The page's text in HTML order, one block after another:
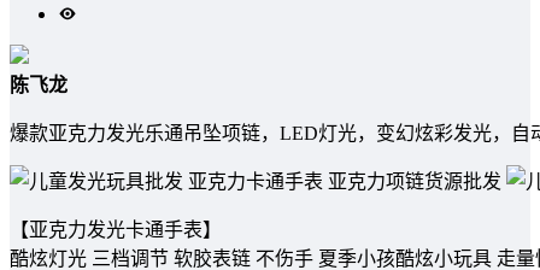
陈飞龙
爆款亚克力发光乐通吊坠项链，LED灯光，变幻炫彩发光，自
【亚克力发光卡通手表】
酷炫灯光 三档调节 软胶表链 不伤手 夏季小孩酷炫小玩具 走量